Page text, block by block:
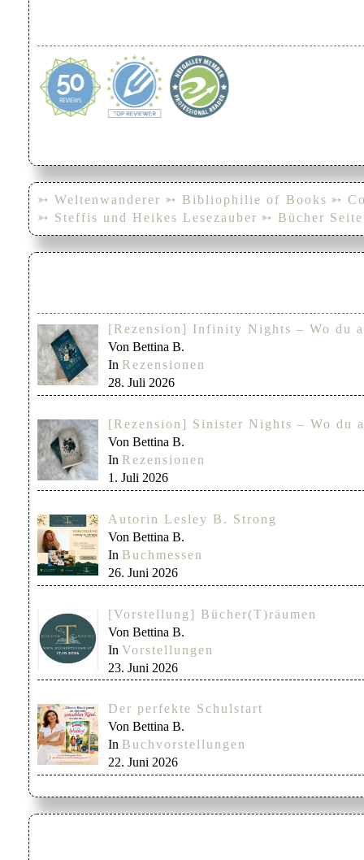
➳ Weltenwanderer ➳ Bibliophilie of Books ➳
➳ Steffis und Heikes Lesezauber ➳ Bücher
[Rezension] Infinity Nights – Wo du
Von Bettina B.
In Rezensionen
28. Juli 2026
[Rezension] Sinister Nights – Wo du
Von Bettina B.
In Rezensionen
1. Juli 2026
Autorin Lesley B. Strong
Von Bettina B.
In Buchmessen
26. Juni 2026
[Vorstellung] Bücher(T)räumen
Von Bettina B.
In Vorstellungen
23. Juni 2026
Der perfekte Schulstart
Von Bettina B.
In Buchvorstellungen
22. Juni 2026